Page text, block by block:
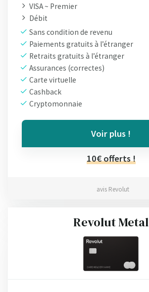
VISA ~ Premier
Débit
Sans condition de revenu
Paiements gratuits à l’étranger
Retraits gratuits à l’étranger
Assurances (correctes)
Carte virtuelle
Cashback
Cryptomonnaie
Voir plus !
10€ offerts !
avis Revolut
Revolut Metal